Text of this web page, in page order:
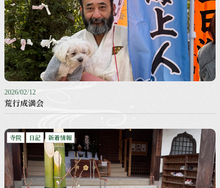
2026/02/12
荒行成満会
寺院 日記 新着情報